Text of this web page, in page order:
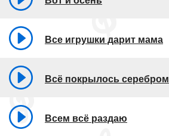
Все игрушки дарит мама
Всё покрылось серебром
Всем всё раздаю